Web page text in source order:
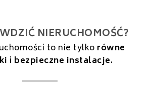
NIERUCHOMOŚĆ?
to nie tylko równe
i bezpieczne instalacje.